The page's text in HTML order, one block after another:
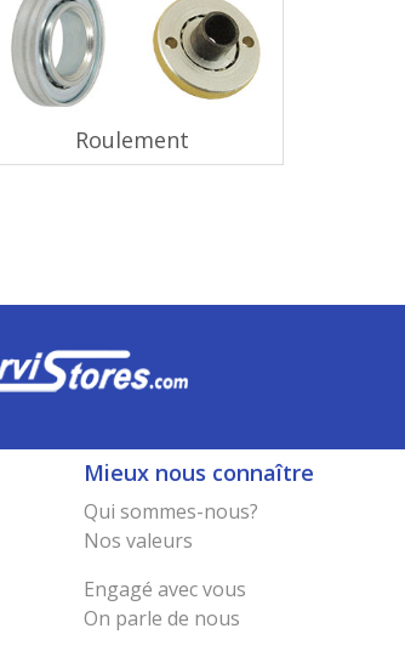
Roulement
Mieux nous connaître
Qui sommes-nous?
Nos valeurs
Engagé avec vous
On parle de nous